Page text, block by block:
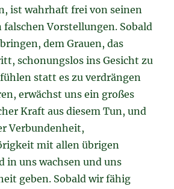
ist wahrhaft frei von seinen
Vorstellungen. Sobald
dem Grauen, das
schonungslos ins Gesicht zu
statt es zu verdrängen
erwächst uns ein großes
Kraft aus diesem Tun, und
Verbundenheit,
mit allen übrigen
in uns wachsen und uns
geben. Sobald wir fähig